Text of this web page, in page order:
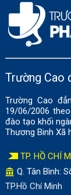
Trường Cao
Trường Cao
19/06/2006
đào tạo khối
Thương Binh Xã
TP. HỒ CHÍ
Q. Tân Bình:
TP.Hồ Chí Minh